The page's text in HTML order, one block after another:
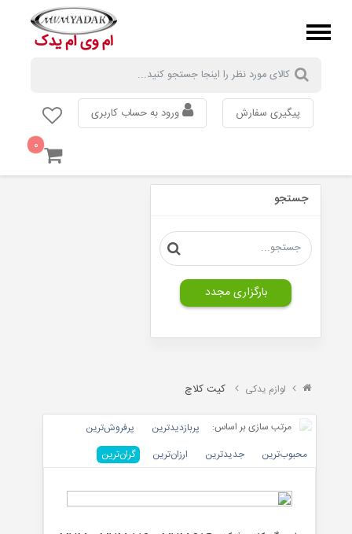
پیگیری سفارش ورود به حساب کاربری
۰
MVM
110
MVM
MVM
530
TIGGO
جستجو
بارگزاری مجدد
لوازم یدکی کیت کلاچ
مرتب سازی بر اساس: پربازدیدترین
پرفروش‌ترین‌
محبوب‌ترین
جدیدترین ارزان‌ترین گران‌ترین